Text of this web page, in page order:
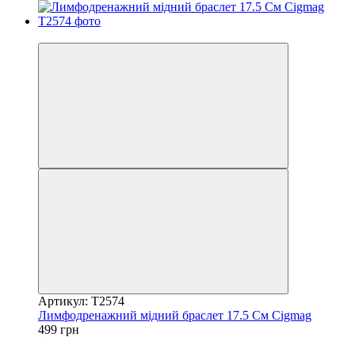
Артикул: T2574
Лимфодренажний мідний браслет 17.5 См Cigmag
499 грн